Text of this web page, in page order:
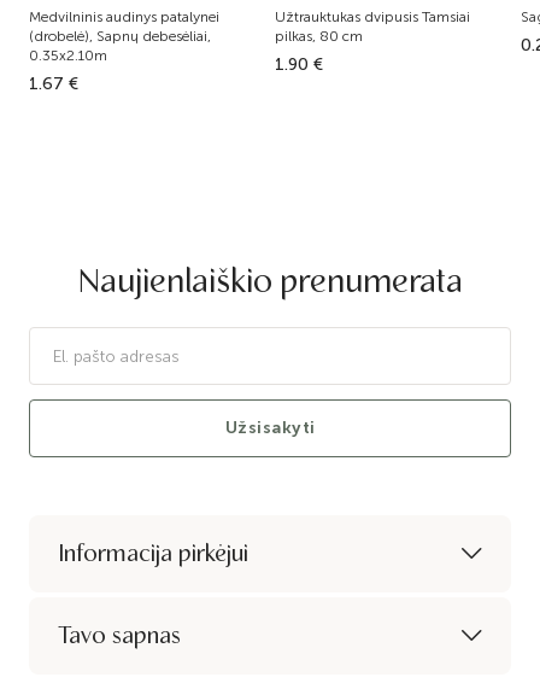
Medvilninis audinys patalynei
(drobelė), Sapnų debesėliai,
0.35x2.10m
1.67 €
Užtrauktukas dvipusis Tamsiai
pilkas, 80 cm
1.90 €
Naujienlaiškio prenumerata
Užsisakyti
Informacija pirkėjui
Tavo sapnas